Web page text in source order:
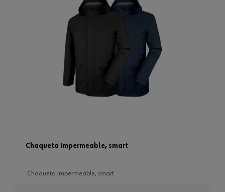
chaqueta impermeable, smart
chaqueta impermeable, smart